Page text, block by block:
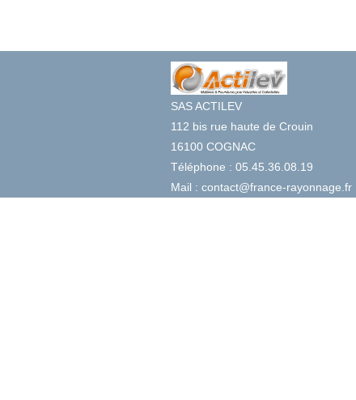
SAS ACTILEV
112 bis rue haute de Crouin
16100 COGNAC
Téléphone : 05.45.36.08.19
Mail : contact@france-rayonnage.fr